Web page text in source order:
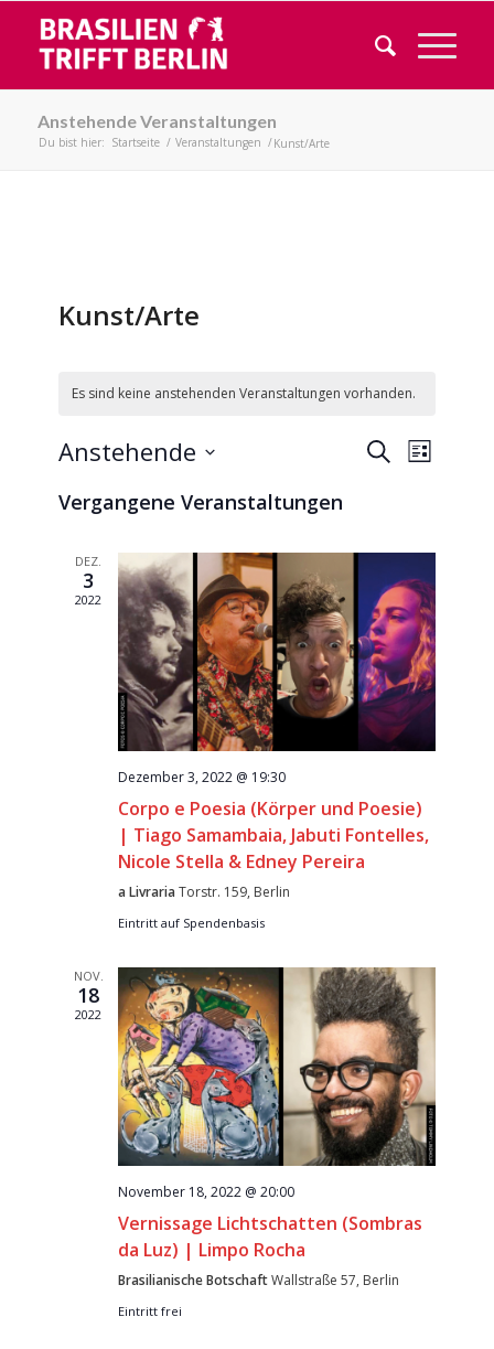
Anstehende Veranstaltungen
Du bist hier: Startseite / Veranstaltungen /Kunst/Arte
Kunst/Arte
Es sind keine anstehenden Veranstaltungen vorhanden.
SucheListe
Anstehende
wählen.
Vergangene Veranstaltungen
DEZ.
3
2022
Dezember 3, 2022 @ 19:30
Corpo e Poesia (Körper und Poesie)
| Tiago Samambaia, Jabuti Fontelles,
Nicole Stella & Edney Pereira
a LivrariaTorstr. 159, Berlin
Eintritt auf Spendenbasis
NOV.
18
2022
November 18, 2022 @ 20:00
Vernissage Lichtschatten (Sombras
da Luz) | Limpo Rocha
Brasilianische BotschaftWallstraße 57, Berlin
Eintritt frei